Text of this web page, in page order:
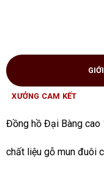
XƯỞNG CAM KẾT
Đồng hồ Đại Bàng cao
chất liệu gỗ mun đuôi